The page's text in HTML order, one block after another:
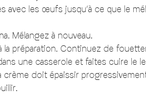
avec les œufs jusqu’à ce que le
Mélangez à nouveau.
préparation. Continuez de
une casserole et faites cuire le
doit épaissir